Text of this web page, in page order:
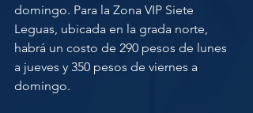
domingo. Para la Zona VIP Siete
Leguas, ubicada en la grada norte,
habrá un costo de 290 pesos de lunes
a jueves y 350 pesos de viernes a
domingo.